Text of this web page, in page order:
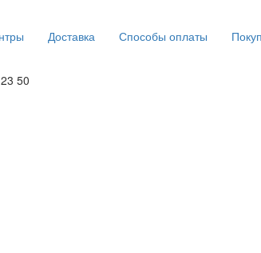
Доставка Способы оплаты
50